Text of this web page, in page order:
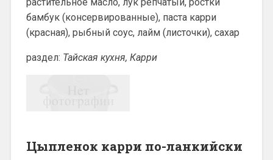
бамбук (консервированные), паста карри
(красная), рыбный соус, лайм (листочки), сахар
раздел: Тайская кухня, Карри
Цыпленок карри по-ланкийски